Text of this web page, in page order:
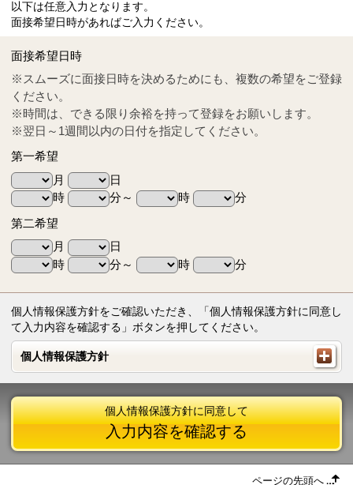
Tel
0570-55-0314
以下は任意入力となります。
面接希望日時があればご入力ください。
面接希望日時
※スムーズに面接日時を決めるためにも、複数の希望をご登録
ください。
※時間は、できる限り余裕を持って登録をお願いします。
※翌日～1週間以内の日付を指定してください。
第一希望
月
日
時
分～ 時
分
第二希望
月
日
時
分～ 時 分
個人情報保護方針をご確認いただき、「個人情報保護方針に同意し
て入力内容を確認する」ボタンを押してください。
個人情報保護方針
個人情報保護方針
個人情報保護方針に同意して
入力内容を確認する
ページの先頭へ